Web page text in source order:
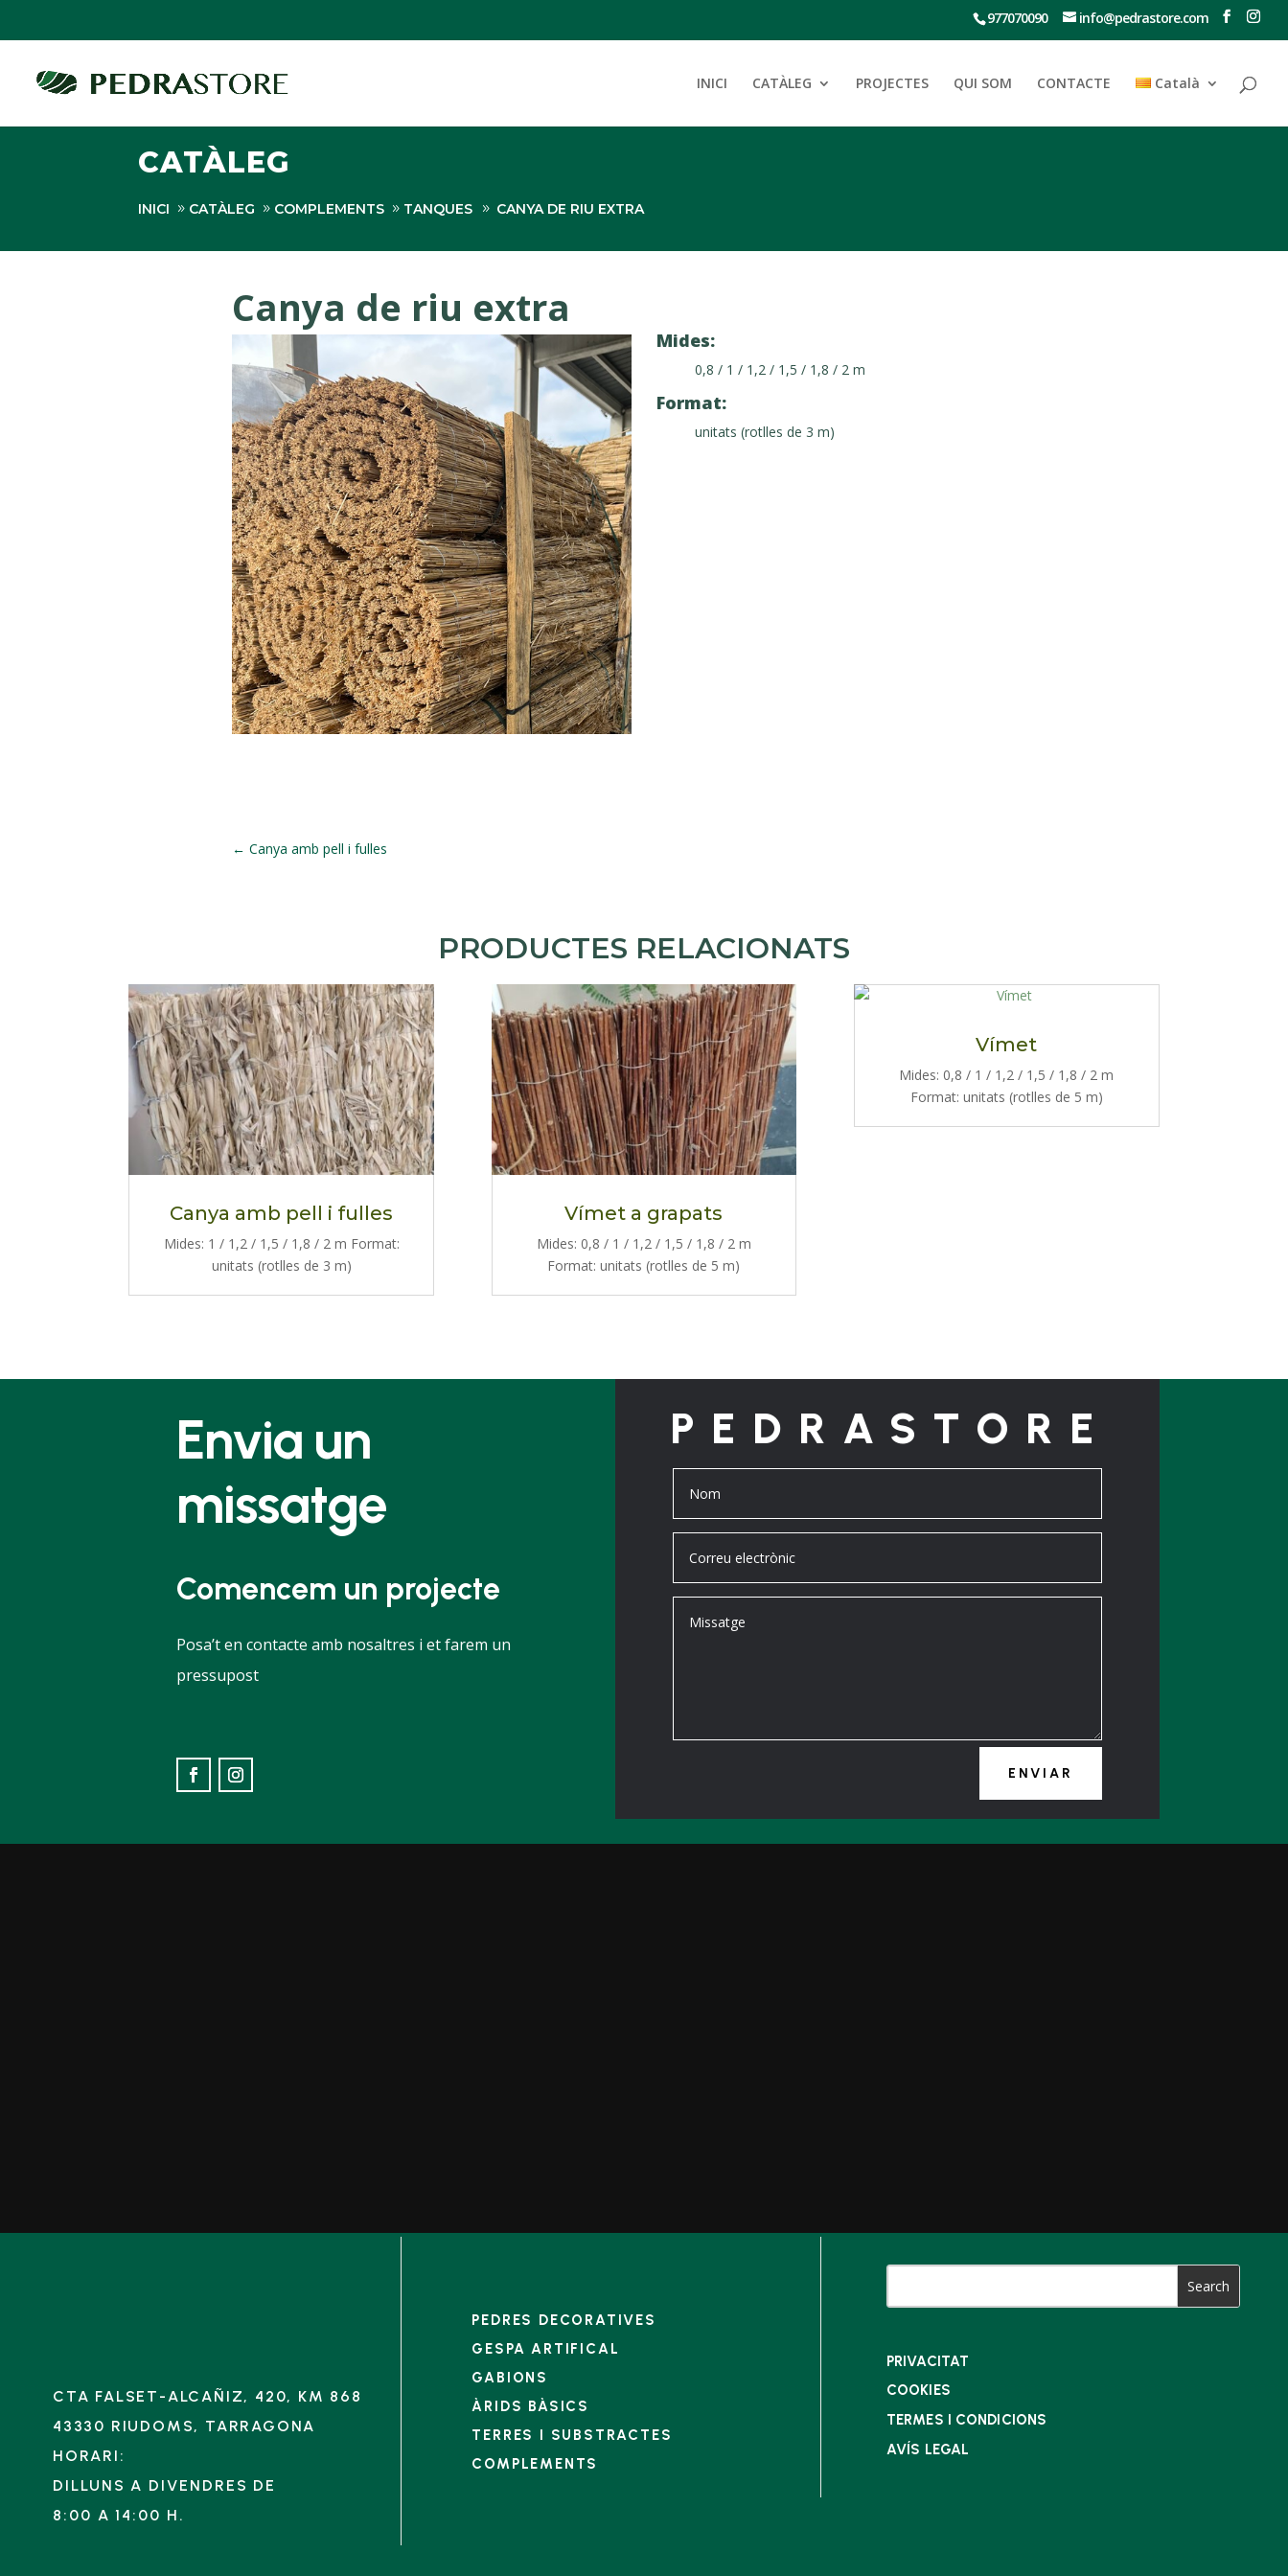
977070090 info@pedrastore.com
INICI CATÀLEG PROJECTES QUI SOM CONTACTE Català
CATÀLEG
INICI CATÀLEG COMPLEMENTS TANQUES CANYA DE RIU EXTRA
Canya de riu extra
Mides:
0,8 / 1 / 1,2 / 1,5 / 1,8 / 2 m
Format:
unitats (rotlles de 3 m)
← Canya amb pell i fulles
PRODUCTES RELACIONATS
Canya amb pell i fulles
Mides: 1 / 1,2 / 1,5 / 1,8 / 2 m Format:
unitats (rotlles de 3 m)
Vímet a grapats
Mides: 0,8 / 1 / 1,2 / 1,5 / 1,8 / 2 m
Format: unitats (rotlles de 5 m)
Vímet
Mides: 0,8 / 1 / 1,2 / 1,5 / 1,8 / 2 m
Format: unitats (rotlles de 5 m)
Envia un
missatge
Comencem un projecte
Posa’t en contacte amb nosaltres i et farem un
pressupost
PEDRASTORE
ENVIAR
CTA FALSET-ALCAÑIZ, 420, KM 868
43330 RIUDOMS, TARRAGONA
HORARI:
DILLUNS A DIVENDRES DE
8:00 A 14:00 H.
PEDRES DECORATIVES
GESPA ARTIFICAL
GABIONS
ÀRIDS BÀSICS
TERRES I SUBSTRACTES
COMPLEMENTS
PRIVACITAT
COOKIES
TERMES I CONDICIONS
AVÍS LEGAL